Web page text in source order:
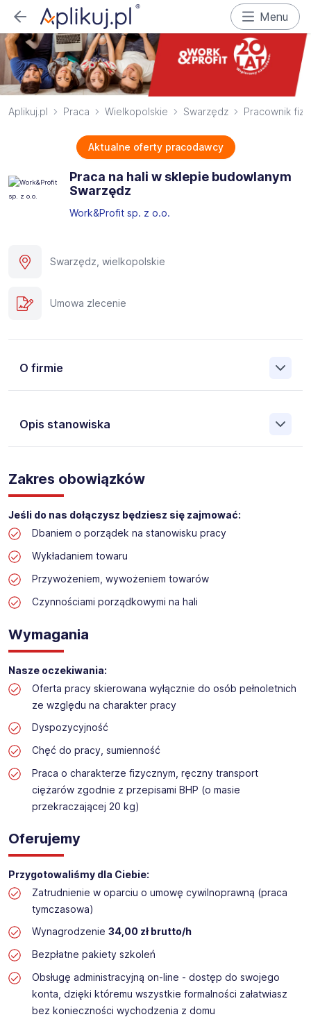
Menu
Aplikuj.pl Praca Wielkopolskie Swarzędz Pracownik
Aktualne oferty pracodawcy
Praca na hali w sklepie budowlanym
Swarzędz
Work&Profit sp. z o.o.
Swarzędz, wielkopolskie
Umowa zlecenie
O firmie
Opis stanowiska
Pośrednictwa Pracy i Doradztwa Personalnego Work &
Profit jest obecnie jedną z największych niezależnych
polskich agencji zatrudnienia. W ciągu wielu lat naszej
działalności daliśmy pracę przeszło 50 000 pracowników
w całym kraju. Skutecznie znajdujemy pracowników dla
największych firm, jak również małych rodzinnych
przedsiębiorstw w Polsce. Agencja jest wpisana pod nr
stanowisko:
Lokalizacja: Swarzędz
Zakres obowiązków
Jeśli do nas dołączysz będziesz się zajmować:
Dbaniem o porządek na stanowisku pracy
Wykładaniem towaru
Przywożeniem, wywożeniem towarów
Czynnościami porządkowymi na hali
Wymagania
Nasze oczekiwania:
Oferta pracy skierowana wyłącznie do osób pełnoletnich
ze względu na charakter pracy
Dyspozycyjność
Chęć do pracy, sumienność
Praca o charakterze fizycznym, ręczny transport
ciężarów zgodnie z przepisami BHP (o masie
przekraczającej 20 kg)
Oferujemy
Przygotowaliśmy dla Ciebie:
Zatrudnienie w oparciu o umowę cywilnoprawną (praca
tymczasowa)
Wynagrodzenie 34,00 zł brutto/h
Bezpłatne pakiety szkoleń
Obsługę administracyjną on-line - dostęp do swojego
konta, dzięki któremu wszystkie formalności załatwiasz
bez konieczności wychodzenia z domu